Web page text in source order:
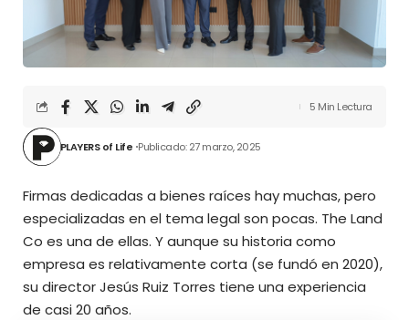
PLAYERS of Life Publicado: 27 marzo, 2025
5 Min Lectura
Firmas dedicadas a bienes raíces hay muchas, pero
especializadas en el tema legal son pocas. The Land
Co es una de ellas. Y aunque su historia como
empresa es relativamente corta (se fundó en 2020),
su director Jesús Ruiz Torres tiene una experiencia
de casi 20 años.